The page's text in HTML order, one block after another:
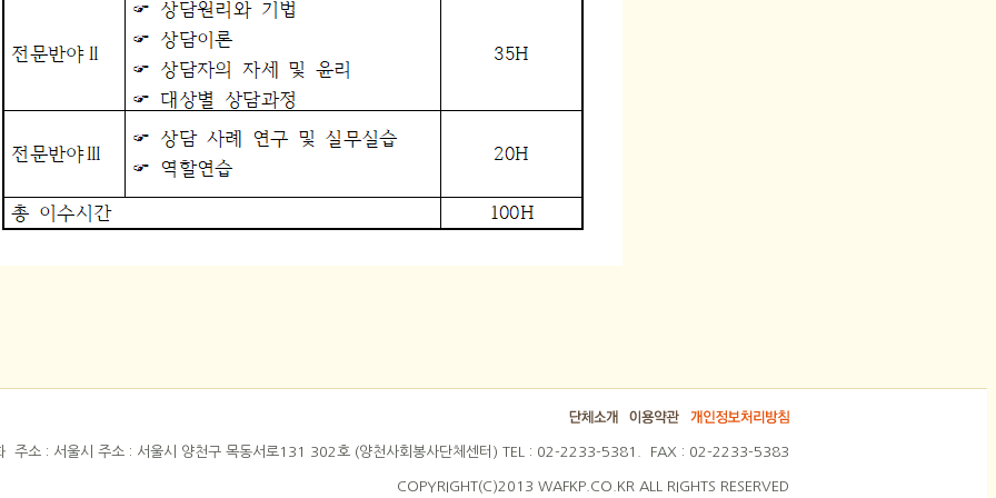
주소 : 서울시 주소 : 서울시 양천구 목동서로131 302호 (양천사회봉사단체센터) TEL : 02-2233-5381. FAX : 02-2233-5383
COPYRIGHT(C)2013 WAFKP.CO.KR ALL RIGHTS RESERVED